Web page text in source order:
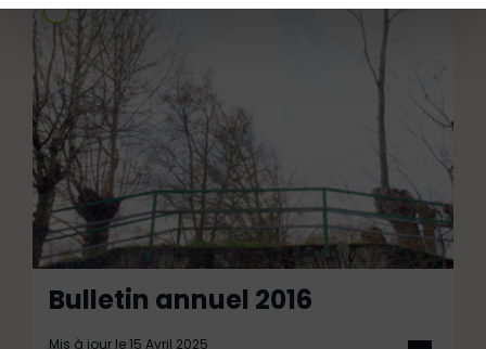
Bulletin annuel 2016
Mis à jour le 15 Avril 2025